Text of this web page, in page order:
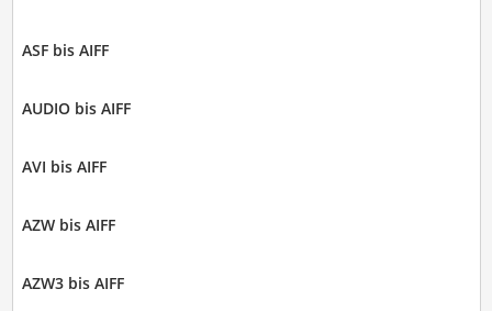
ASF bis AIFF
AUDIO bis AIFF
AVI bis AIFF
AZW bis AIFF
AZW3 bis AIFF